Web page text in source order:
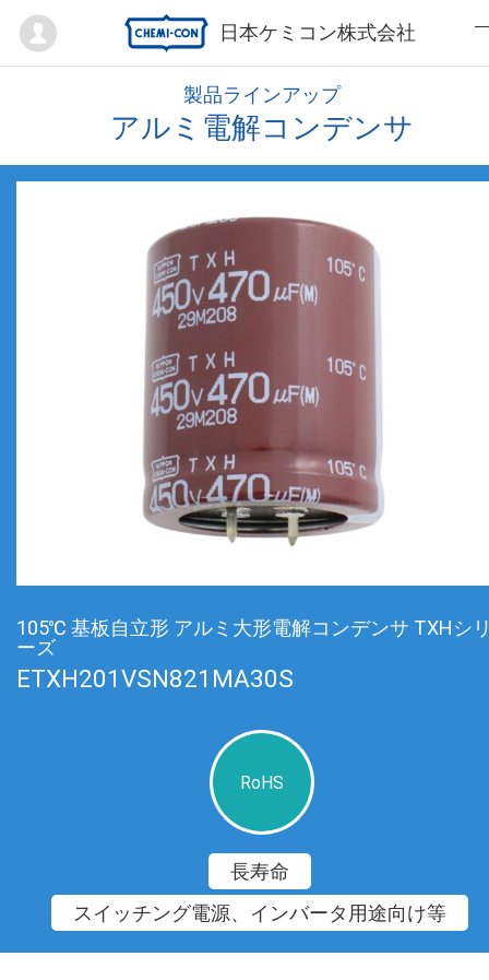
日本ケミコン株式会社
Mypage
製品ラインアップ
アルミ電解コンデンサ
105℃ 基板自立形 アルミ大形電解コンデンサ TXHシ
ーズ
ETXH201VSN821MA30S
RoHS
長寿命
スイッチング電源、インバータ用途向け等